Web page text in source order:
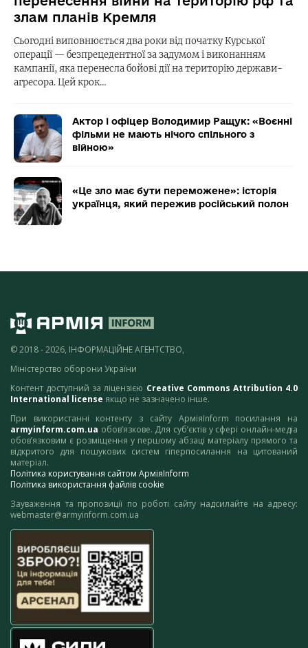
злам планів Кремля
Сьогодні виповнюється два роки від початку Курської
операції — безпрецедентної за задумом і виконанням
кампанії, яка перенесла бойові дії на територію держави-
агресора. Цей крок…
Актор і офіцер Володимир Ращук: «Воєнні
фільми не мають нічого спільного з
війною»
«Це зло має бути переможене»: історія
українця, який пережив російський полон
© 2018 - 2026, ІНФОРМАЦІЙНЕ АГЕНТСТВО,
Міністерство оборони України
Контент доступний за ліцензією Creative Commons Attribution 4.0
International license якщо не зазначено інше.
При використанні контенту з сайту АрміяInform посилання на
armyinform.com.ua обов’язкове. Для суб’єктів у сфері онлайн-медіа
обов’язковим є розміщення у першому абзаці матеріалу прямого та
відкритого для пошукових систем гіперпосилання на цитований
матеріал.
Політика користування сайтом АрміяInform
Політика використання файлів cookie
Зауваження та пропозиції по роботі сайту надсилайте на адресу:
webmaster@armyinform.com.ua